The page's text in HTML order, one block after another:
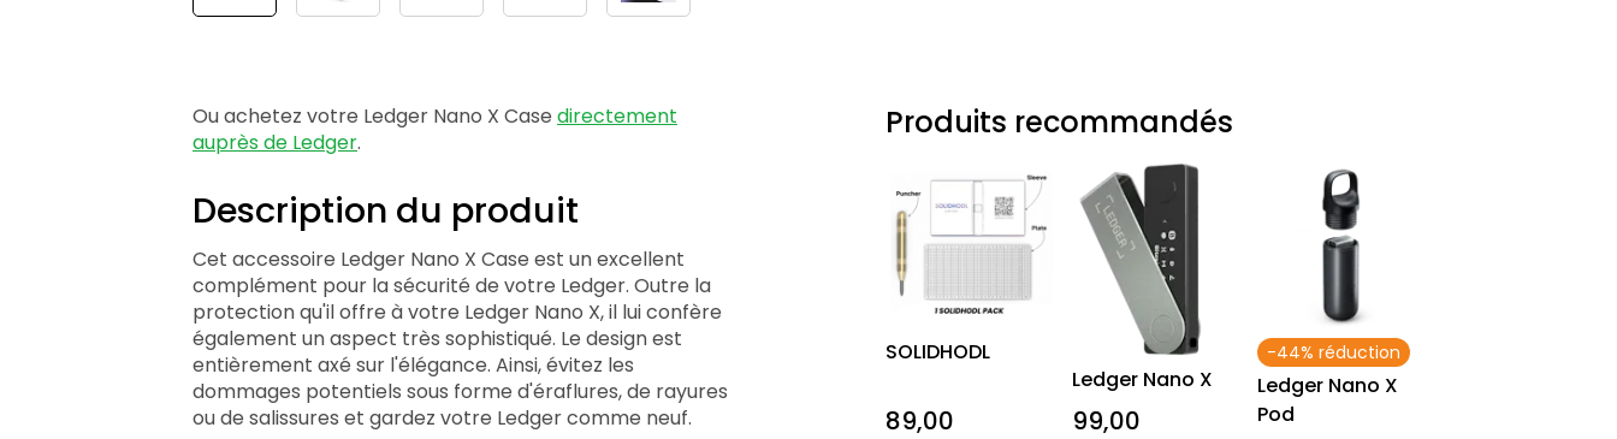
Ou achetez votre Ledger Nano X Case directement
auprès de Ledger.
Description du produit
Cet accessoire Ledger Nano X Case est un excellent
complément pour la sécurité de votre Ledger. Outre la
protection qu'il offre à votre Ledger Nano X, il lui confère
également un aspect très sophistiqué. Le design est
entièrement axé sur l'élégance. Ainsi, évitez les
dommages potentiels sous forme d'éraflures, de rayures
ou de salissures et gardez votre Ledger comme neuf.
Produits recommandés
SOLIDHODL
89,00
Ledger Nano X
99,00
-44% réduction
Ledger Nano X
Pod